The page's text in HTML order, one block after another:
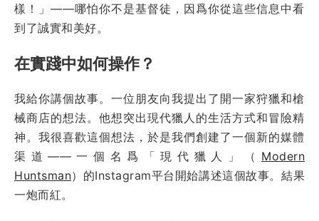
樣！」——哪怕你不是基督徒，因爲你從這些信息中看
到了誠實和美好。
在實踐中如何操作？
我給你講個故事。一位朋友向我提出了開一家狩獵和槍
械商店的想法。他想突出現代獵人的生活方式和冒險精
神。我很喜歡這個想法，於是我們創建了一個新的媒體
渠道——一個名爲「現代獵人」（ Modern
Huntsman）的Instagram平台開始講述這個故事。結果
一炮而紅。